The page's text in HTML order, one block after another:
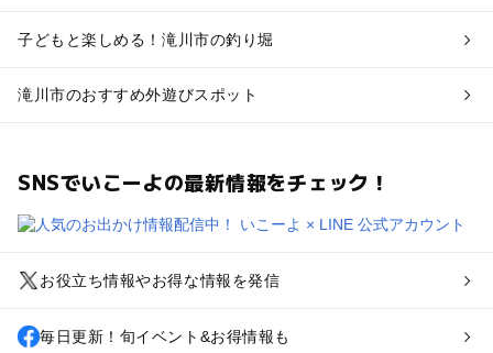
子どもと楽しめる！滝川市の釣り堀
滝川市のおすすめ外遊びスポット
SNSでいこーよの最新情報をチェック！
お役立ち情報やお得な情報を発信
毎日更新！旬イベント&お得情報も